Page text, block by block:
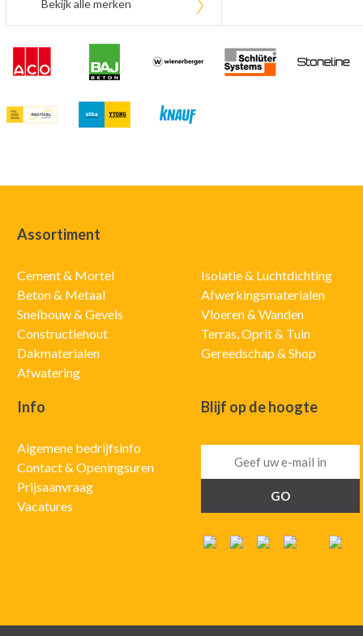
Bekijk alle merken
Assortiment
Cement & Mortel
Beton & Metaal
Snelbouw & Gevels
Constructiehout
Dakmaterialen
Afwatering
Isolatie & Luchtdichting
Afwerkingsmaterialen
Vloeren & Wanden
Terras, Oprit & Tuin
Gereedschap & Shop
Info
Algemene bedrijfsinfo
Contact & Openingsuren
Prijsaanvraag
Vacatures
Blijf op de hoogte